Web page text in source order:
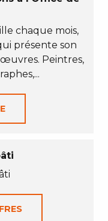
chaque mois,
présente son
œuvres. Peintres,